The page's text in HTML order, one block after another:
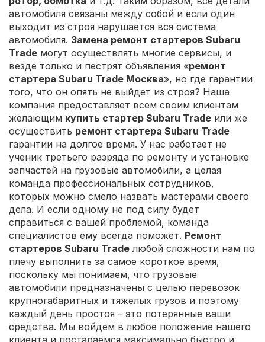
автомобиля связаны между собой и если один
выходит из строя нарушается вся система
автомобиля. Замена ремонт стартеров Subaru
Trade могут осуществлять многие сервисы, и
везде только и пестрят объявления «ремонт
стартера Subaru Trade Москва», но где гарантии
того, что он опять не выйдет из строя? Наша
компания предоставляет всем своим клиентам
желающим купить стартер Subaru Trade или же
осуществить ремонт стартера Subaru Trade
гарантии на долгое время. У нас работает не
ученик третьего разряда по ремонту и установке
запчастей на грузовые автомобили, а целая
команда профессиональных сотрудников,
которых можно смело назвать мастерами своего
дела. И если одному не под силу будет
справиться с вашей проблемой, команда
специалистов ему всегда поможет. Ремонт
стартеров Subaru Trade любой сложности нам по
плечу выполнить за самое короткое время,
поскольку мы понимаем, что грузовые
автомобили предназначены с целью перевозок
крупногабаритных и тяжелых грузов и поэтому
каждый день простоя – это потерянные ваши
средства. Мы войдем в любое положение нашего
клиента и постараемся максимально быстро и